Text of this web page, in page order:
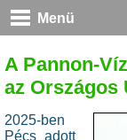
Menü
A Pannon-
az Országos
2025-ben
Pécs adott